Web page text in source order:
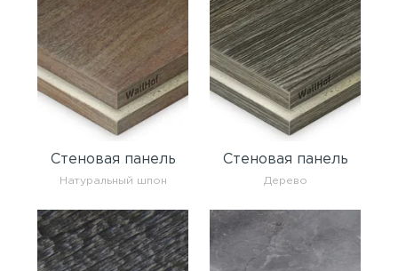
Стеновая панель
Натуральный шпон
Стеновая панель
Дерево